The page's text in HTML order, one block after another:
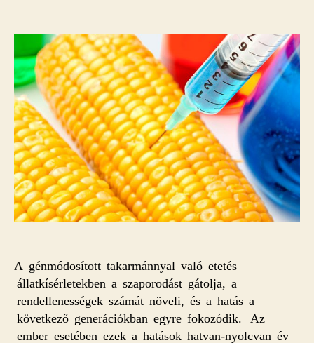
A génmódosított takarmánnyal való etetés
állatkísérletekben a szaporodást gátolja, a
rendellenességek számát növeli, és a hatás a
következő generációkban egyre fokozódik. Az
ember esetében ezek a hatások hatvan-nyolcvan év